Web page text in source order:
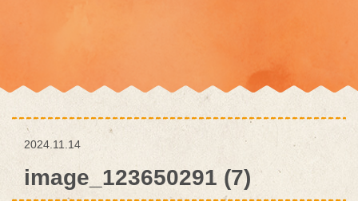
2024.11.14
image_123650291 (7)